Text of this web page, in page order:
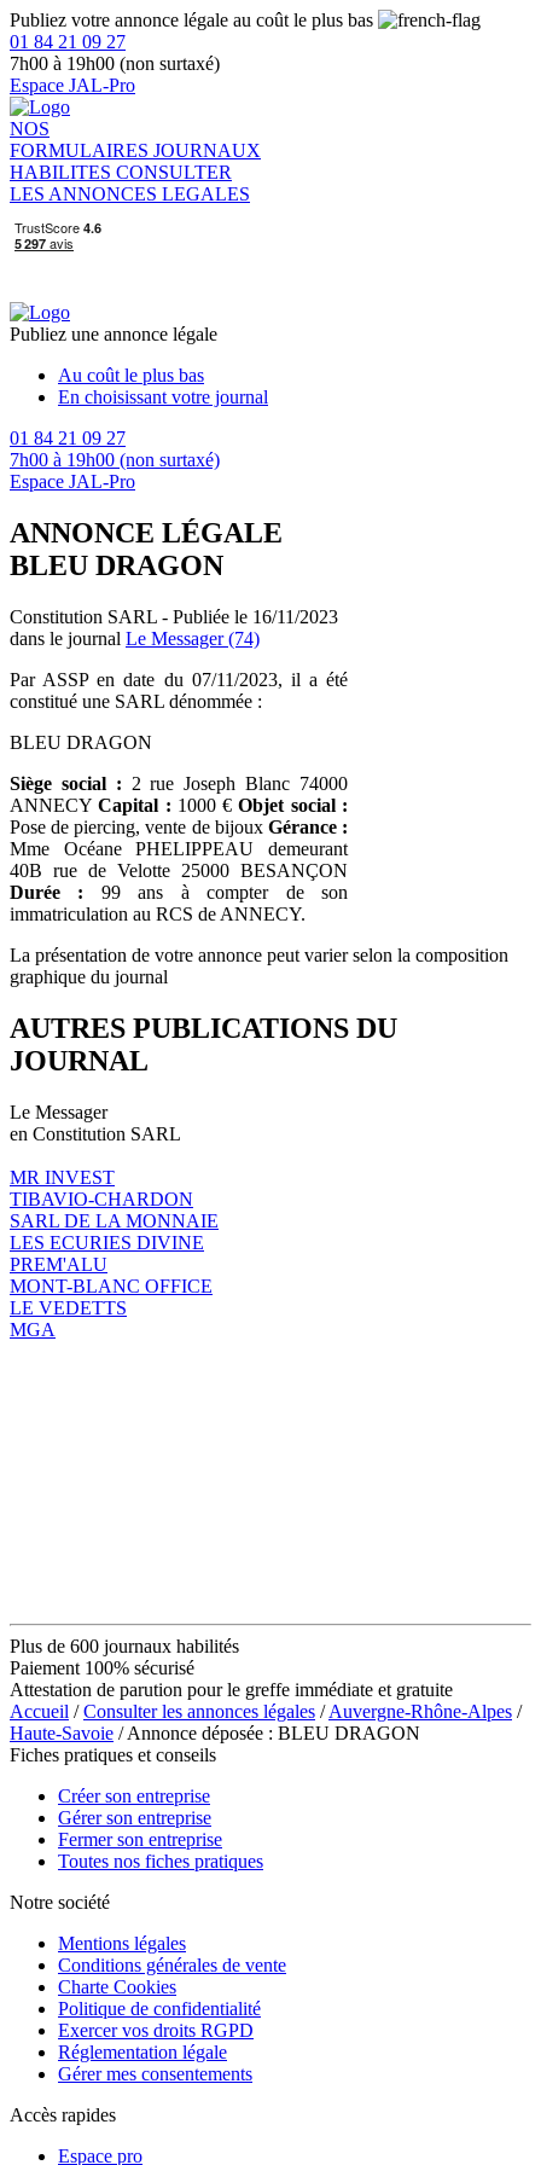
Publiez votre annonce légale au coût le plus bas
01 84 21 09 27
7h00 à 19h00 (non surtaxé)
Espace JAL-Pro
NOS
FORMULAIRES JOURNAUX
HABILITES CONSULTER
LES ANNONCES LEGALES
Publiez une annonce légale
Au coût le plus bas
En choisissant votre journal
01 84 21 09 27
7h00 à 19h00 (non surtaxé)
Espace JAL-Pro
ANNONCE LÉGALE
BLEU DRAGON
Constitution SARL - Publiée le 16/11/2023
dans le journal Le Messager (74)
Par ASSP en date du 07/11/2023, il a été
constitué une SARL dénommée :
BLEU DRAGON
Siège social : 2 rue Joseph Blanc 74000
ANNECYCapital : 1000 €Objet social :
Pose de piercing, vente de bijoux Gérance :
Mme Océane PHELIPPEAU demeurant
40B rue de Velotte 25000 BESANÇON
Durée : 99 ans à compter de son
immatriculation au RCS de ANNECY.
La présentation de votre annonce peut varier selon la composition
graphique du journal
AUTRES PUBLICATIONS DU
JOURNAL
Le Messager
en Constitution SARL
MR INVEST
TIBAVIO-CHARDON
SARL DE LA MONNAIE
LES ECURIES DIVINE
PREM'ALU
MONT-BLANC OFFICE
LE VEDETTS
MGA
Plus de 600 journaux habilités
Paiement 100% sécurisé
Attestation de parution pour le greffe immédiate et gratuite
Accueil /Consulter les annonces légales /Auvergne-Rhône-Alpes /
Haute-Savoie / Annonce déposée : BLEU DRAGON
Fiches pratiques et conseils
Créer son entreprise
Gérer son entreprise
Fermer son entreprise
Toutes nos fiches pratiques
Notre société
Mentions légales
Conditions générales de vente
Charte Cookies
Politique de confidentialité
Exercer vos droits RGPD
Réglementation légale
Gérer mes consentements
Accès rapides
Espace pro